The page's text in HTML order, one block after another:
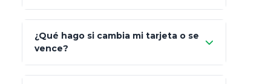
¿Qué hago si cambia mi tarjeta o se
vence?